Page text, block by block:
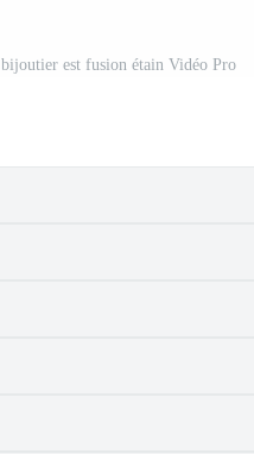
bijoutier est fusion étain Vidéo Pro